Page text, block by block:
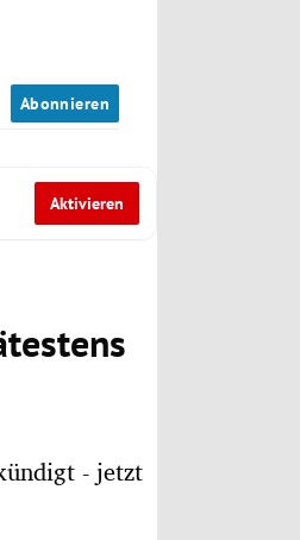
Abonnieren
Aktivieren
- jetzt